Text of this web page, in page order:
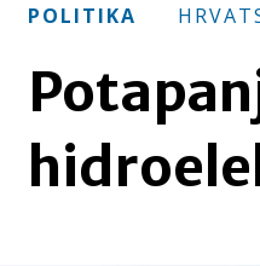
POLITIKA